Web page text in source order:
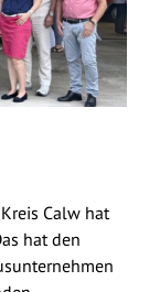
Calw hat
hat den